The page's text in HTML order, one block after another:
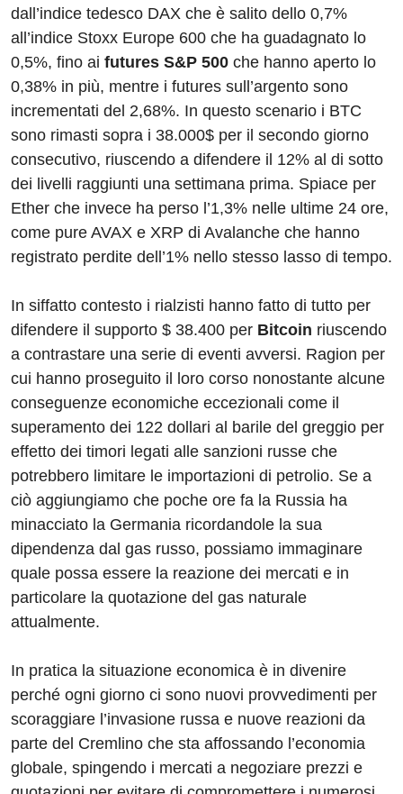
dall’indice tedesco DAX che è salito dello 0,7%
all’indice Stoxx Europe 600 che ha guadagnato lo
0,5%, fino ai futures S&P 500 che hanno aperto lo
0,38% in più, mentre i futures sull’argento sono
incrementati del 2,68%. In questo scenario i BTC
sono rimasti sopra i 38.000$ per il secondo giorno
consecutivo, riuscendo a difendere il 12% al di sotto
dei livelli raggiunti una settimana prima. Spiace per
Ether che invece ha perso l’1,3% nelle ultime 24 ore,
come pure AVAX e XRP di Avalanche che hanno
registrato perdite dell’1% nello stesso lasso di tempo.
In siffatto contesto i rialzisti hanno fatto di tutto per
difendere il supporto $ 38.400 per Bitcoin riuscendo
a contrastare una serie di eventi avversi. Ragion per
cui hanno proseguito il loro corso nonostante alcune
conseguenze economiche eccezionali come il
superamento dei 122 dollari al barile del greggio per
effetto dei timori legati alle sanzioni russe che
potrebbero limitare le importazioni di petrolio. Se a
ciò aggiungiamo che poche ore fa la Russia ha
minacciato la Germania ricordandole la sua
dipendenza dal gas russo, possiamo immaginare
quale possa essere la reazione dei mercati e in
particolare la quotazione del gas naturale
attualmente.
In pratica la situazione economica è in divenire
perché ogni giorno ci sono nuovi provvedimenti per
scoraggiare l’invasione russa e nuove reazioni da
parte del Cremlino che sta affossando l’economia
globale, spingendo i mercati a negoziare prezzi e